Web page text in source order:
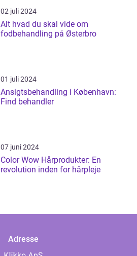
02 juli 2024
Alt hvad du skal vide om
fodbehandling på Østerbro
01 juli 2024
Ansigtsbehandling i København:
Find behandler
07 juni 2024
Color Wow Hårprodukter: En
revolution inden for hårpleje
Adresse